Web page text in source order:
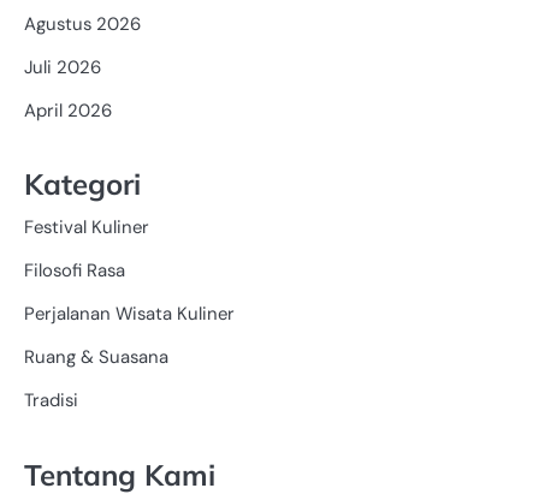
Agustus 2026
Juli 2026
April 2026
Kategori
Festival Kuliner
Filosofi Rasa
Perjalanan Wisata Kuliner
Ruang & Suasana
Tradisi
Tentang Kami